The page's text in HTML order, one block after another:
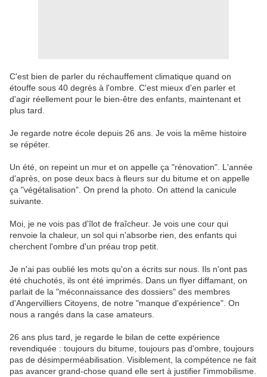
C'est bien de parler du réchauffement climatique quand on
étouffe sous 40 degrés à l'ombre. C'est mieux d'en parler et
d'agir réellement pour le bien-être des enfants, maintenant et
plus tard.
Je regarde notre école depuis 26 ans. Je vois la même histoire
se répéter.
Un été, on repeint un mur et on appelle ça "rénovation". L'année
d'après, on pose deux bacs à fleurs sur du bitume et on appelle
ça "végétalisation". On prend la photo. On attend la canicule
suivante.
Moi, je ne vois pas d'îlot de fraîcheur. Je vois une cour qui
renvoie la chaleur, un sol qui n'absorbe rien, des enfants qui
cherchent l'ombre d'un préau trop petit.
Je n'ai pas oublié les mots qu'on a écrits sur nous. Ils n'ont pas
été chuchotés, ils ont été imprimés. Dans un flyer diffamant, on
parlait de la "méconnaissance des dossiers" des membres
d'Angervilliers Citoyens, de notre "manque d'expérience". On
nous a rangés dans la case amateurs.
26 ans plus tard, je regarde le bilan de cette expérience
revendiquée : toujours du bitume, toujours pas d'ombre, toujours
pas de désimperméabilisation. Visiblement, la compétence ne fait
pas avancer grand-chose quand elle sert à justifier l'immobilisme.